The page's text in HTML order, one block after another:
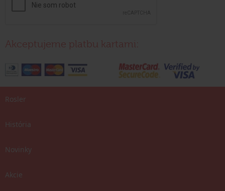
Akceptujeme platbu kartami:
Rosler
História
Novinky
Akcie